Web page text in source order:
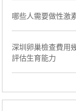
哪些人需要做性激
深圳卵巢檢查費用
評估生育能力